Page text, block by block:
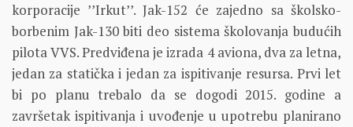
korporacije ’’Irkut’’. Jak-152 će zajedno sa školsko-
borbenim Jak-130 biti deo sistema školovanja budućih
pilota VVS. Predviđena je izrada 4 aviona, dva za letna,
jedan za statička i jedan za ispitivanje resursa. Prvi let
bi po planu trebalo da se dogodi 2015. godine a
završetak ispitivanja i uvođenje u upotrebu planirano